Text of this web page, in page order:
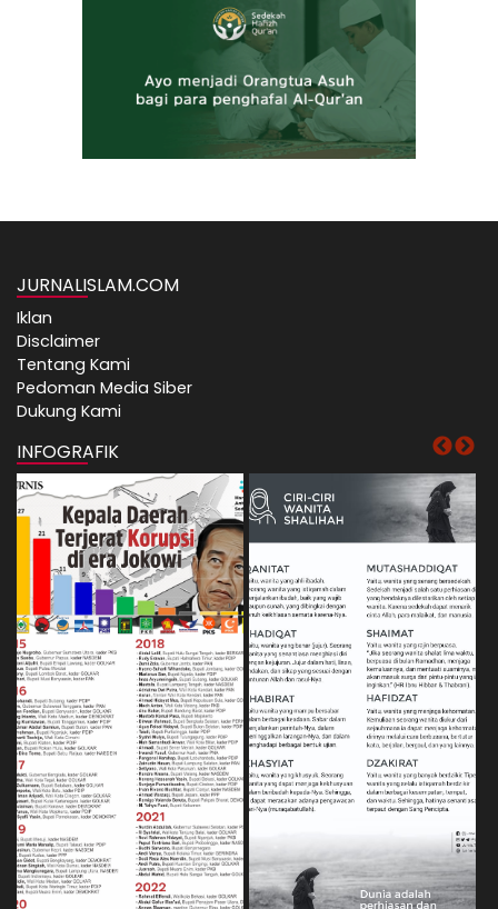
JURNALISLAM.COM
Iklan
Disclaimer
Tentang Kami
Pedoman Media Siber
Dukung Kami
INFOGRAFIK